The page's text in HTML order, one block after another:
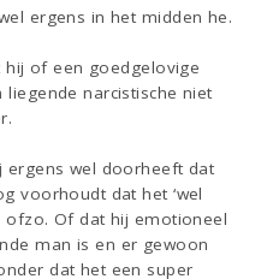
ergens in het midden he.
of een goedgelovige
narcistische niet
ergens wel doorheeft dat
voorhoudt dat het ‘wel
ofzo. Of dat hij emotioneel
man is en er gewoon
dat het een super